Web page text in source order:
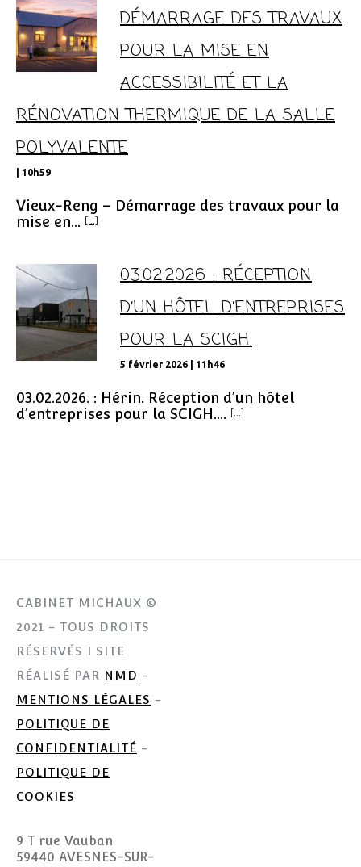
DÉMARRAGE DES TRAVAUX
POUR LA MISE EN
ACCESSIBILITÉ ET LA
RÉNOVATION THERMIQUE DE LA SALLE
POLYVALENTE
| 10h59
Vieux-Reng – Démarrage des travaux pour la
mise en...
[...]
03.02.2026 : RÉCEPTION
D’UN HÔTEL D’ENTREPRISES
POUR LA SCIGH.
5 février 2026 | 11h46
03.02.2026. : Hérin. Réception d’un hôtel
d’entreprises pour la SCIGH....
[...]
CABINET MICHAUX ©
2021 - TOUS DROITS
RÉSERVÉS I SITE
RÉALISÉ PAR NMD -
MENTIONS LÉGALES -
POLITIQUE DE
CONFIDENTIALITÉ -
POLITIQUE DE
COOKIES
9 T rue Vauban
59440 AVESNES-SUR-